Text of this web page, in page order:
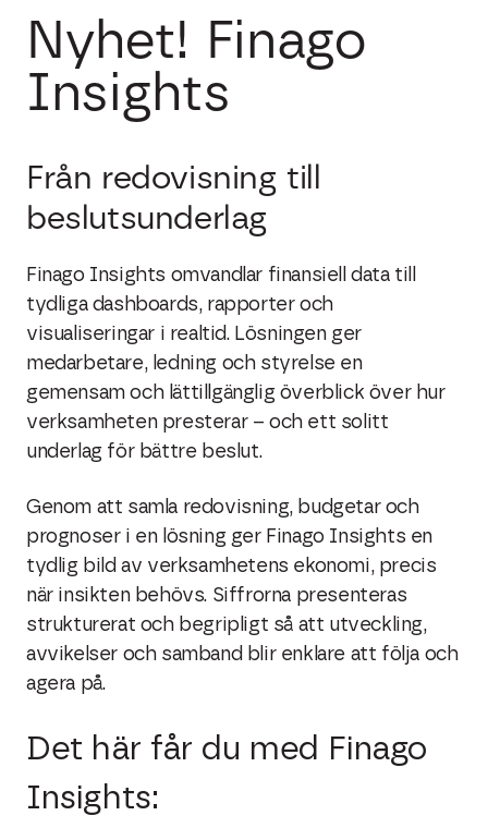
Nyhet! Finago
Insights
Från redovisning till
beslutsunderlag
Finago Insights omvandlar finansiell data till
tydliga dashboards, rapporter och
visualiseringar i realtid. Lösningen ger
medarbetare, ledning och styrelse en
gemensam och lättillgänglig överblick över hur
verksamheten presterar – och ett solitt
underlag för bättre beslut.
Genom att samla redovisning, budgetar och
prognoser i en lösning ger Finago Insights en
tydlig bild av verksamhetens ekonomi, precis
när insikten behövs. Siffrorna presenteras
strukturerat och begripligt så att utveckling,
avvikelser och samband blir enklare att följa och
agera på.
Det här får du med Finago
Insights: